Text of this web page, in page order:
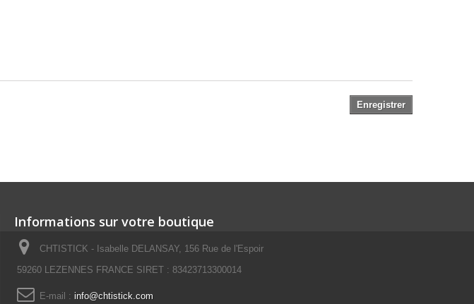
Enregistrer
Informations sur votre boutique
CHTISTICK - Isabelle DELANSAY, 156 Rue de l'Espoir
59260 LEZENNES FRANCE SIRET : 83423713300014
E-mail : info@chtistick.com